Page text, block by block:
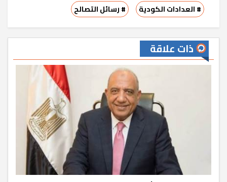
# العدادات الكودية # رسائل التصالح
ذات علاقة